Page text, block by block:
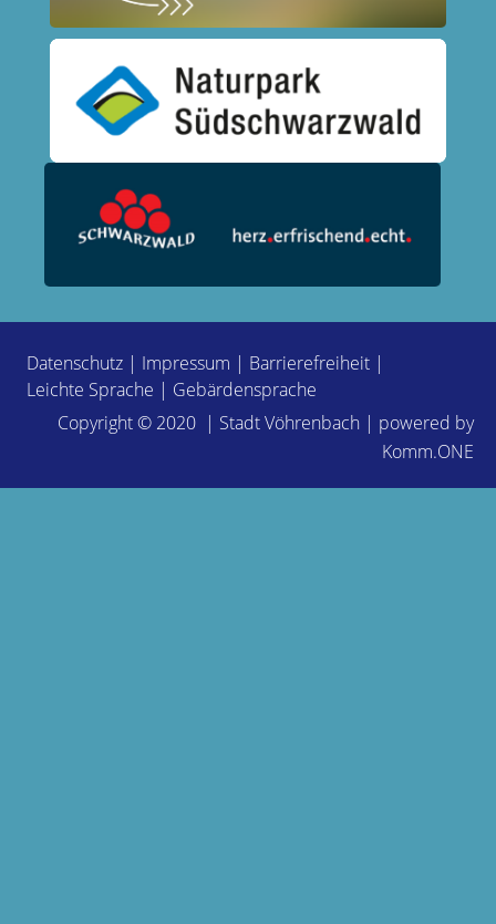
Datenschutz | Impressum | Barrierefreiheit |
Leichte Sprache | Gebärdensprache
Copyright © 2020 | Stadt Vöhrenbach | powered by
Komm.ONE